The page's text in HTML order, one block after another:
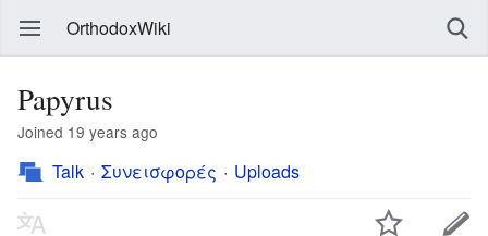
OrthodoxWiki
Papyrus
Joined 19 years ago
Talk Συνεισφορές Uploads